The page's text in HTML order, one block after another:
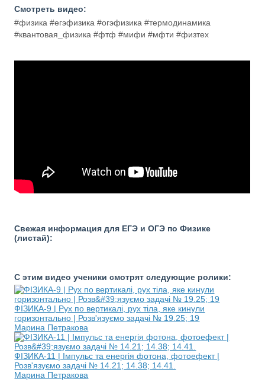
Смотреть видео:
#физика #егэфизика #огэфизика #термодинамика
#квантовая_физика #фтф #мифи #мфти #физтех
Свежая информация для ЕГЭ и ОГЭ по Физике
(листай):
С этим видео ученики смотрят следующие ролики:
ФІЗИКА-9 | Рух по вертикалі, рух тіла, яке кинули
горизонтально | Розв'язуємо задачі № 19.25; 19
Марина Петракова
ФІЗИКА-11 | Імпульс та енергія фотона, фотоефект |
Розв'язуємо задачі № 14.21; 14.38; 14.41.
Марина Петракова